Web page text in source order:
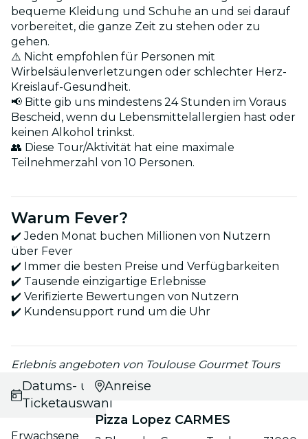
bequeme Kleidung und Schuhe an und sei darauf
vorbereitet, die ganze Zeit zu stehen oder zu
gehen.
⚠️ Nicht empfohlen für Personen mit
Wirbelsäulenverletzungen oder schlechter Herz-
Kreislauf-Gesundheit.
📢 Bitte gib uns mindestens 24 Stunden im Voraus
Bescheid, wenn du Lebensmittelallergien hast oder
keinen Alkohol trinkst.
👥 Diese Tour/Aktivität hat eine maximale
Teilnehmerzahl von 10 Personen.
Warum Fever?
✔️ Jeden Monat buchen Millionen von Nutzern
über Fever
✔️ Immer die besten Preise und Verfügbarkeiten
✔️ Tausende einzigartige Erlebnisse
✔️ Verifizierte Bewertungen von Nutzern
✔️ Kundensupport rund um die Uhr
Erlebnis angeboten von Toulouse Gourmet Tours
Datums- und
Ticketauswahl
Erwachsene
Anreise
Pizza Lopez CARMES